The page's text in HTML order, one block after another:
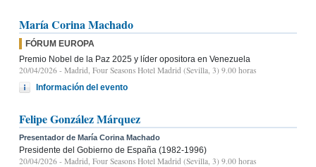
María Corina Machado
FÓRUM EUROPA
Premio Nobel de la Paz 2025 y líder opositora en Venezuela
20/04/2026 - Madrid, Four Seasons Hotel Madrid (Sevilla, 3) 9.00 horas
Información del evento
Felipe González Márquez
Presentador de María Corina Machado
Presidente del Gobierno de España (1982-1996)
20/04/2026 - Madrid, Four Seasons Hotel Madrid (Sevilla, 3) 9.00 horas